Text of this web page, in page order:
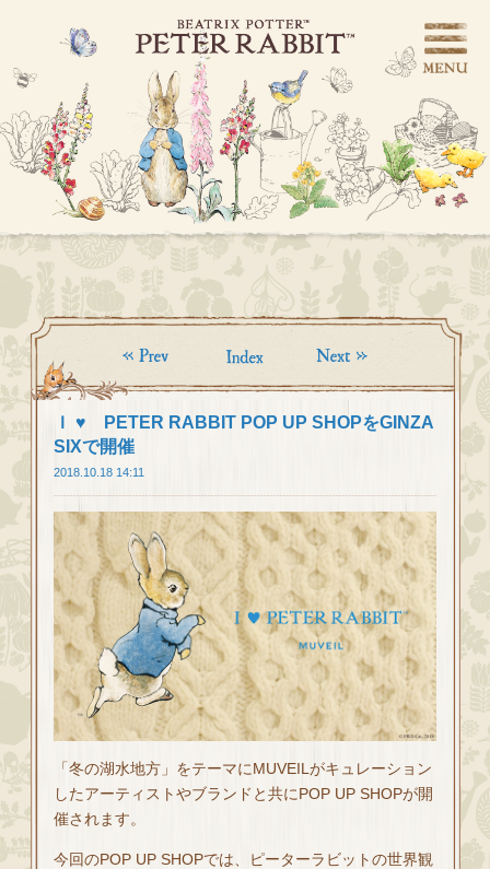
Ｉ ♥ PETER RABBIT POP UP SHOPをGINZA
SIXで開催
2018.10.18 14:11
「冬の湖水地方」をテーマにMUVEILがキュレーション
したアーティストやブランドと共にPOP UP SHOPが開
催されます。
今回のPOP UP SHOPでは、ピーターラビットの世界観